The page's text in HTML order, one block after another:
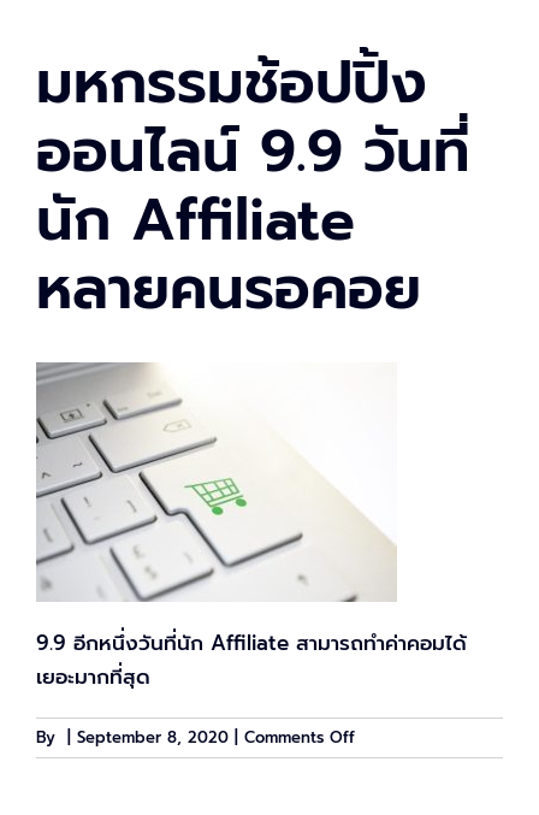
มหกรรมช้อปปิ้ง
ออนไลน์ 9.9 วันที่
นัก Affiliate
หลายคนรอคอย
9.9 อีกหนึ่งวันที่นัก Affiliate สามารถทำค่าคอมได้
เยอะมากที่สุด
By September 8, 2020 Comments Offon
มหกรรม